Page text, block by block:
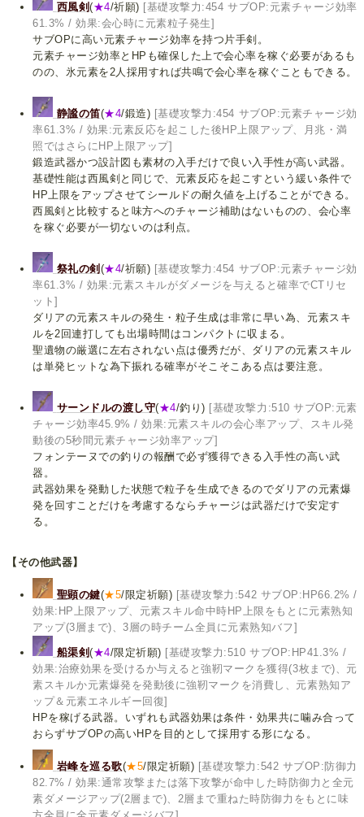
西風剣(★4/祈願) [基礎攻撃力:454 サブOP:元素チャージ効率
61.3% / 効果:会心時に元素粒子発生]
サブOPに高い元素チャージ効率を持つ片手剣。
元素チャージ効率とHPも確保した上で会心率を稼ぐ必要があるも
のの、氷元素を2人採用すれば共鳴で会心率を稼ぐこともできる。
静謐の笛(★4/鍛造) [基礎攻撃力:454 サブOP:元素チャージ効
率61.3% / 効果:元素反応を起こした後HP上限アップ、月兆・満
照ではさらにHP上限アップ]
鍛造武器かつ設計図も素材の入手だけで良い入手性が高い武器。
基礎性能は西風剣と同じで、元素反応を起こすという緩い条件で
HP上限をアップさせてシールドの耐久値を上げることができる。
西風剣と比較すると味方へのチャージ補助はないものの、会心率
を稼ぐ必要が一切ないのは利点。
祭礼の剣 (★4/祈願) [基礎攻撃力:454 サブOP:元素チャージ効
率61.3% / 効果:元素スキルがダメージを与えると確率でCTリセ
ット]
ダリアの元素スキルの発生・粒子生成は非常に早い為、元素スキ
ルを2回連打しても出場時間はコンパクトに収まる。
聖遺物の厳選に左右されない点は優秀だが、ダリアの元素スキル
は単発ヒットな為下振れる確率がそこそこある点は要注意。
サーンドルの渡し守(★4/釣り) [基礎攻撃力:510 サブOP:元素
チャージ効率45.9% / 効果:元素スキルの会心率アップ、スキル発
動後の5秒間元素チャージ効率アップ]
フォンテーヌでの釣りの報酬で必ず獲得できる入手性の高い武
器。
武器効果を発動した状態で粒子を生成できるのでダリアの元素爆
発を回すことだけを考慮するならチャージは武器だけで安定す
る。
【その他武器】
聖顕の鍵(★5/限定祈願) [基礎攻撃力:542 サブOP:HP66.2% /
効果:HP上限アップ、元素スキル命中時HP上限をもとに元素熟知
アップ(3層まで)、3層の時チーム全員に元素熟知バフ]
船渠剣(★4/限定祈願) [基礎攻撃力:510 サブOP:HP41.3% /
効果:治療効果を受けるか与えると強靭マークを獲得(3枚まで)、元
素スキルか元素爆発を発動後に強靭マークを消費し、元素熟知ア
ップ＆元素エネルギー回復]
HPを稼げる武器。いずれも武器効果は条件・効果共に噛み合って
おらずサブOPの高いHPを目的として採用する形になる。
岩峰を巡る歌(★5/限定祈願) [基礎攻撃力:542 サブOP:防御力
82.7% / 効果:通常攻撃または落下攻撃が命中した時防御力と全元
素ダメージアップ(2層まで)、2層まで重ねた時防御力をもとに味